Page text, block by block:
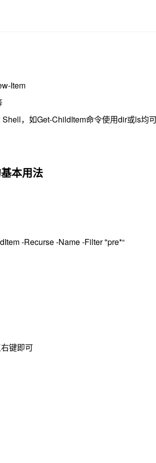
Item
，如Get-ChildItem命令使用dir或ls均
本用法
-Recurse -Name -Filter "pre*“
键即可